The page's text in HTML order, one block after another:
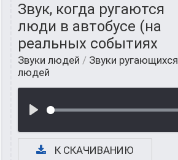
Звук, когда ругаются
люди в автобусе (на
реальных событиях
Звуки людей / Звуки ругающихся
людей
К СКАЧИВАНИЮ